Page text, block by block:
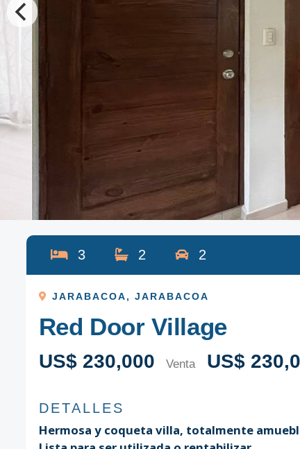
3 2 2
JARABACOA, JARABACOA
Red Door Village
US$ 230,000 Venta US$
DETALLES
Hermosa y coqueta villa, totalmente